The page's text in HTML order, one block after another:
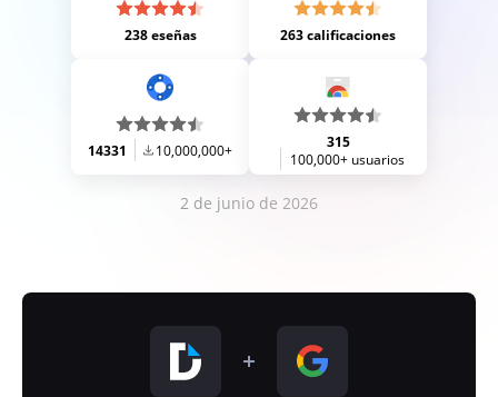
238 eseñas 263 calificaciones
14331 10,000,000+
315
100,000+ usuarios
2 de junio de 2026